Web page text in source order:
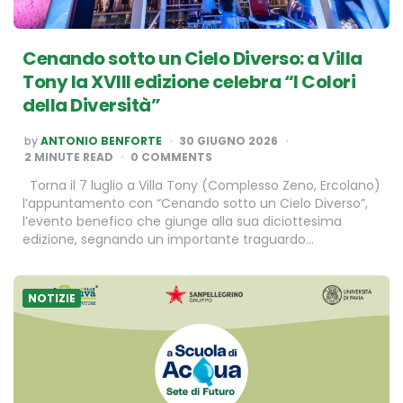
Cenando sotto un Cielo Diverso: a Villa
Tony la XVIII edizione celebra “I Colori
della Diversità”
POSTED
BY
byANTONIO BENFORTE
30 GIUGNO 2026
2 MINUTE READ 0 COMMENTS
Torna il 7 luglio a Villa Tony (Complesso Zeno, Ercolano)
l’appuntamento con “Cenando sotto un Cielo Diverso”,
l’evento benefico che giunge alla sua diciottesima
edizione, segnando un importante traguardo…
NOTIZIE